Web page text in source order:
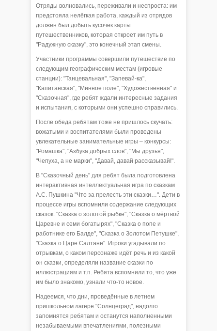
Отряды волновались, переживали и неспроста: им
предстояла нелёгкая работа, каждый из отрядов
должен был добыть кусочек карты
путешественников, которая откроет им путь в
"Радужную сказку", это конечный этап смены.
Участники программы совершили путешествие по
следующим географическим местам (игровые
станции): "Танцевальная", "Запевай-ка",
"Капитанская", "Минное поле", "Художественная" и
"Сказочная", где ребят ждали интересные задания
и испытания, с которыми они успешно справились.
После обеда ребятам тоже не пришлось скучать:
вожатыми и воспитателями были проведены
увлекательные занимательные игры – конкурсы:
"Ромашка", "Азбука добрых слов", "Мы друзья",
"Чепуха, а не марки", "Давай, давай рассказывай!".
В "Сказочный день" для ребят была подготовлена
интерактивная интеллектуальная игра по сказкам
А.С. Пушкина "Что за прелесть эти сказки…". Дети в
процессе игры вспомнили содержание следующих
сказок: "Сказка о золотой рыбке", "Сказка о мёртвой
Царевне и семи богатырях", "Сказка о попе и
работнике его Балде", "Сказка о Золотом Петушке",
"Сказка о Царе Салтане". Игроки угадывали по
отрывкам, о каком персонаже идёт речь и из какой
он сказки, определяли название сказки по
иллюстрациям и т.п. Ребята вспомнили то, что уже
им было знакомо, узнали что-то новое.
Надеемся, что дни, проведённые в летнем
пришкольном лагере "Солнцеград", надолго
запомнятся ребятам и останутся наполненными
незабываемыми впечатлениями, полезными